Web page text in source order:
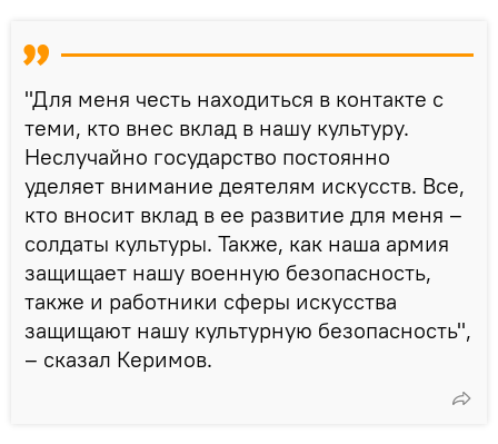
"Для меня честь находиться в контакте с
теми, кто внес вклад в нашу культуру.
Неслучайно государство постоянно
уделяет внимание деятелям искусств. Все,
кто вносит вклад в ее развитие для меня –
солдаты культуры. Также, как наша армия
защищает нашу военную безопасность,
также и работники сферы искусства
защищают нашу культурную безопасность",
– сказал Керимов.